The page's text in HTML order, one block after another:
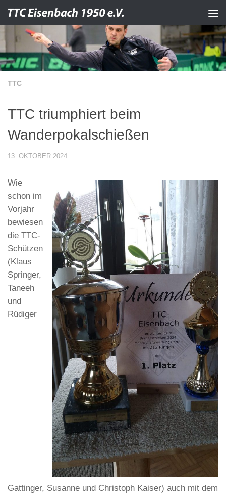
Zum Inhalt springen
TTC
TTC triumphiert beim
Wanderpokalschießen
13. OKTOBER 2024
Wie
schon im
Vorjahr
bewiesen
die TTC-
Schützen
(Klaus
Springer,
Taneeh
und
Rüdiger
Gattinger, Susanne und Christoph Kaiser) auch mit dem